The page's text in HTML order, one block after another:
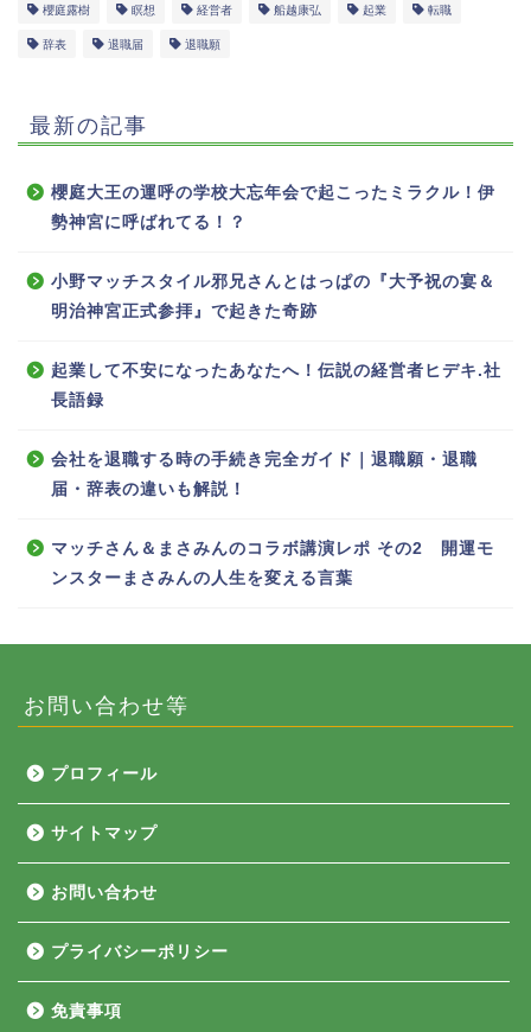
櫻庭露樹 瞑想 経営者 船越康弘 起業 転職
辞表 退職届 退職願
最新の記事
櫻庭大王の運呼の学校大忘年会で起こったミラクル！伊
勢神宮に呼ばれてる！？
小野マッチスタイル邪兄さんとはっぱの『大予祝の宴＆
明治神宮正式参拝』で起きた奇跡
起業して不安になったあなたへ！伝説の経営者ヒデキ.社
長語録
会社を退職する時の手続き完全ガイド｜退職願・退職
届・辞表の違いも解説！
マッチさん＆まさみんのコラボ講演レポ その2 開運モ
ンスターまさみんの人生を変える言葉
お問い合わせ等
プロフィール
サイトマップ
お問い合わせ
プライバシーポリシー
免責事項